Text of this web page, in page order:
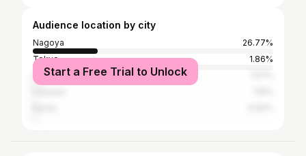
Audience location by city
Nagoya
26.77%
Tokyo
1.86%
Ōsaka
Start a Free Trial to Unlock